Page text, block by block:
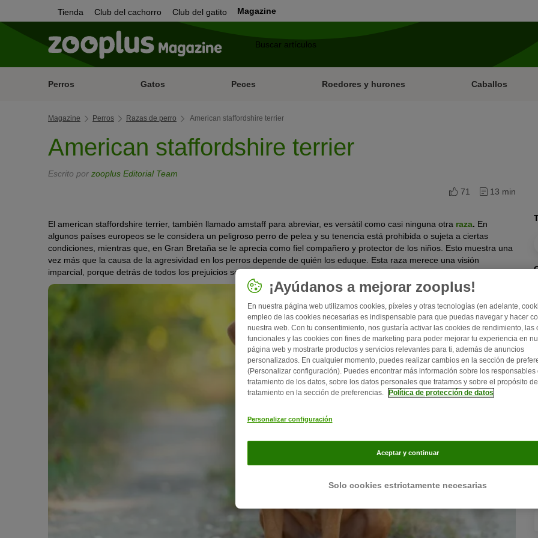
Tienda Club del cachorro Club del gatito Magazine
Perros Gatos Peces Roedores y hurones Caballos
Magazine Perros Razas de perro American staffordshire terrier
American staffordshire terrier
Escrito por zooplus Editorial Team
71
13 min
El american staffordshire terrier, también llamado amstaff para abreviar, es versátil como casi ninguna otra raza. En
algunos países europeos se le considera un peligroso perro de pelea y su tenencia está prohibida o sujeta a ciertas
condiciones, mientras que, en Gran Bretaña se le aprecia como fiel compañero y protector de los niños. Esto muestra una
vez más que la causa de la agresividad en los perros depende de quién los eduque. Esta raza merece una visión
imparcial, porque detrás de todos los prejuicios se encuentra un compañero inteligente, dinámico y leal.
¡Ayúdanos a mejorar zooplus!
En nuestra página web utilizamos cookies, píxeles y otras tecnologías (en adelante,
empleo de las cookies necesarias es indispensable para que puedas navegar y hacer
nuestra web. Con tu consentimiento, nos gustaría activar las cookies de rendimiento, las
funcionales y las cookies con fines de marketing para poder mejorar tu experiencia en
página web y mostrarte productos y servicios relevantes para ti, además de anuncios
personalizados. En cualquier momento, puedes realizar cambios en la sección de
(Personalizar configuración). Puedes encontrar más información sobre los responsables
tratamiento de los datos, sobre los datos personales que tratamos y sobre el propósito
tratamiento en la sección de preferencias.
Política de protección de datos
Personalizar configuración
Solo cookies estrictamente necesarias
Aceptar y continuar